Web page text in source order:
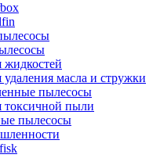
масла и стружки
пылесосы
пыли
пылесосы